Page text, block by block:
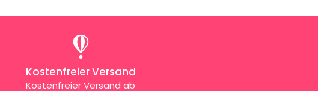
Kostenfreier Versand
Kostenfreier Versand ab